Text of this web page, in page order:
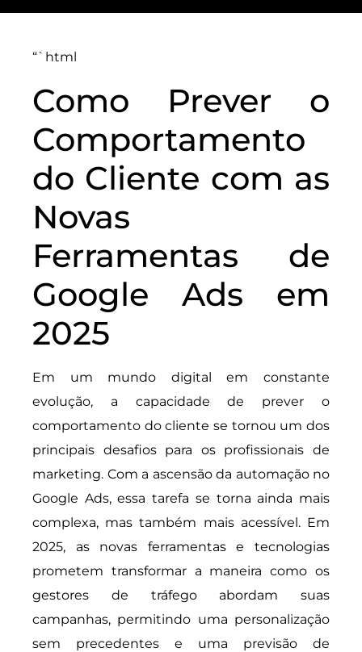
“`html
Como Prever o
Comportamento
do Cliente com as
Novas
Ferramentas de
Google Ads em
2025
Em um mundo digital em constante
evolução, a capacidade de prever o
comportamento do cliente se tornou um dos
principais desafios para os profissionais de
marketing. Com a ascensão da automação no
Google Ads, essa tarefa se torna ainda mais
complexa, mas também mais acessível. Em
2025, as novas ferramentas e tecnologias
prometem transformar a maneira como os
gestores de tráfego abordam suas
campanhas, permitindo uma personalização
sem precedentes e uma previsão de